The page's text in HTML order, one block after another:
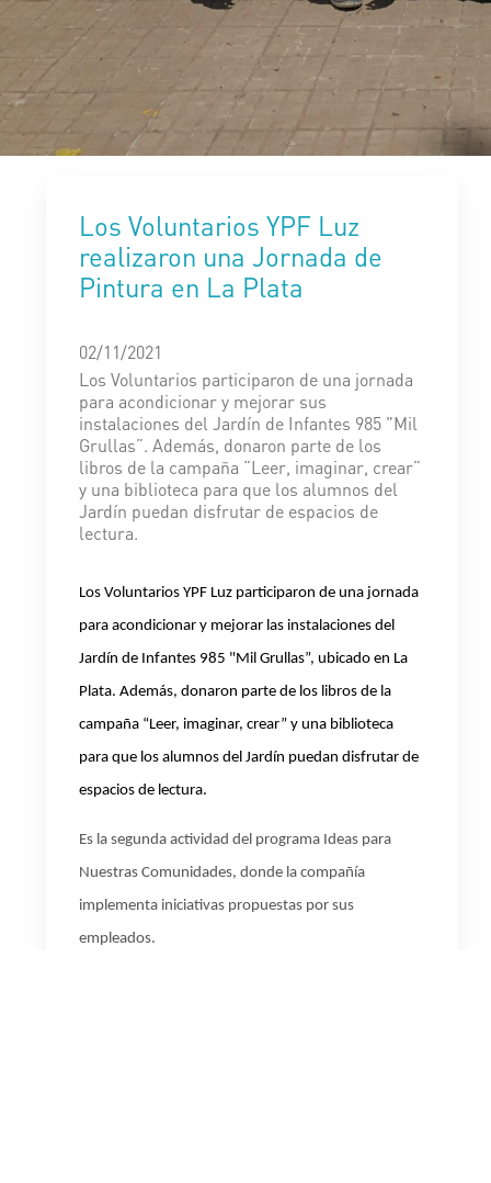
Los Voluntarios YPF Luz
realizaron una Jornada de
Pintura en La Plata
02/11/2021
Los Voluntarios participaron de una jornada
para acondicionar y mejorar sus
instalaciones del Jardín de Infantes 985 "Mil
Grullas”. Además, donaron parte de los
libros de la campaña “Leer, imaginar, crear”
y una biblioteca para que los alumnos del
Jardín puedan disfrutar de espacios de
lectura.
Los Voluntarios YPF Luz participaron de una jornada
para acondicionar y mejorar las instalaciones del
Jardín de Infantes 985 "Mil Grullas”, ubicado en La
Plata. Además, donaron parte de los libros de la
campaña “Leer, imaginar, crear” y una biblioteca
para que los alumnos del Jardín puedan disfrutar de
espacios de lectura.
Es la segunda actividad del programa Ideas para
Nuestras Comunidades, donde la compañía
implementa iniciativas propuestas por sus
empleados.